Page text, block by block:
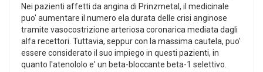
Nei pazienti affetti da angina di Prinzmetal, il medicinale
puo' aumentare il numero ela durata delle crisi anginose
tramite vasocostrizione arteriosa coronarica mediata dagli
alfa recettori. Tuttavia, seppur con la massima cautela, puo'
essere considerato il suo impiego in questi pazienti, in
quanto l'atenololo e' un beta-bloccante beta-1 selettivo.